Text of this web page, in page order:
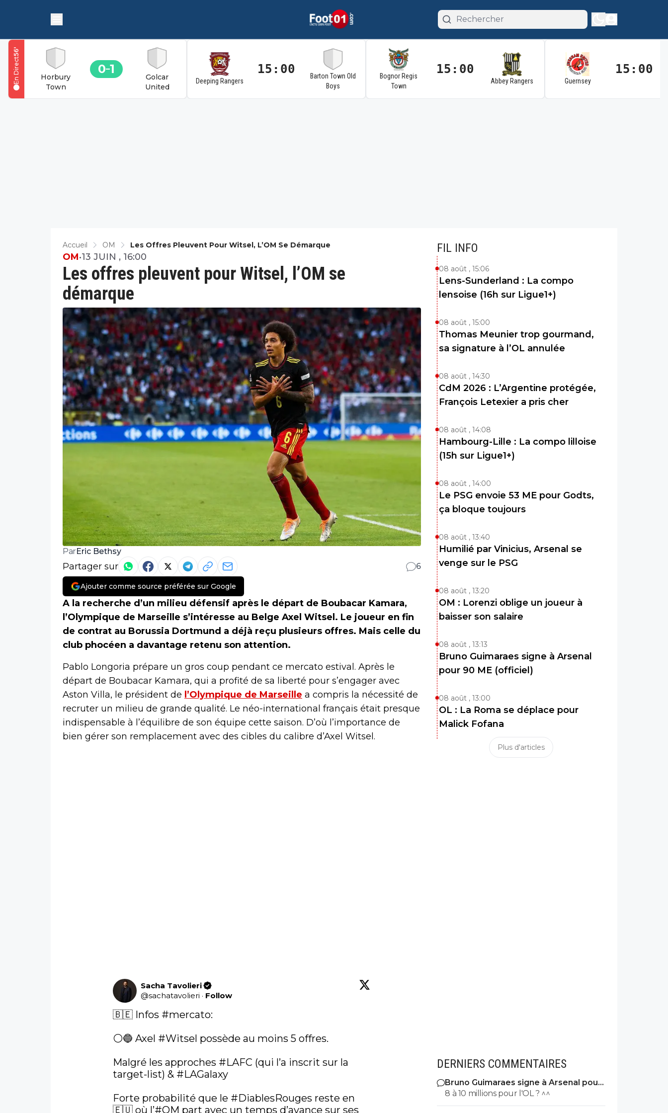
Horbury
Town
0 1
Golcar
United
56
'
En Direct Deeping Rangers
15:00
Barton Town Old
Boys
Bognor Regis
Town
15:00
Abbey Rangers Guernsey
15:00
Accueil OM Les Offres Pleuvent Pour Witsel, L’OM Se Démarque
Les offres pleuvent pour Witsel, l’OM se
démarque
OM•13 JUIN , 16:00
ParEric Bethsy
Partager sur 6
Ajouter comme source préférée sur Google
A la recherche d’un milieu défensif après le départ de Boubacar Kamara,
l’Olympique de Marseille s’intéresse au Belge Axel Witsel. Le joueur en fin
de contrat au Borussia Dortmund a déjà reçu plusieurs offres. Mais celle du
club phocéen a davantage retenu son attention.
Pablo Longoria prépare un gros coup pendant ce mercato estival. Après le
départ de Boubacar Kamara, qui a profité de sa liberté pour s’engager avec
Aston Villa, le président de l’Olympique de Marseille a compris la nécessité de
recruter un milieu de grande qualité. Le néo-international français était presque
indispensable à l’équilibre de son équipe cette saison. D’où l’importance de
bien gérer son remplacement avec des cibles du calibre d’Axel Witsel.
Sacha Tavolieri
@sachatavolieri · Follow
🇧🇪 Infos #mercato:
⚪️🔵 Axel #Witsel possède au moins 5 offres.
Malgré les approches #LAFC (qui l’a inscrit sur la
target-list) & #LAGalaxy
Forte probabilité que le #DiablesRouges reste en
🇪🇺 où l’#OM part avec un temps d’avance sur ses
FIL INFO
08 août , 15:06
Lens-Sunderland : La compo
lensoise (16h sur Ligue1+)
08 août , 15:00
Thomas Meunier trop gourmand,
sa signature à l’OL annulée
08 août , 14:30
CdM 2026 : L’Argentine protégée,
François Letexier a pris cher
08 août , 14:08
Hambourg-Lille : La compo lilloise
(15h sur Ligue1+)
08 août , 14:00
Le PSG envoie 53 ME pour Godts,
ça bloque toujours
08 août , 13:40
Humilié par Vinicius, Arsenal se
venge sur le PSG
08 août , 13:20
OM : Lorenzi oblige un joueur à
baisser son salaire
08 août , 13:13
Bruno Guimaraes signe à Arsenal
pour 90 ME (officiel)
08 août , 13:00
OL : La Roma se déplace pour
Malick Fofana
Plus d'articles
DERNIERS COMMENTAIRES
Bruno Guimaraes signe à Arsenal pour
90 ME (officiel)
8 à 10 millions pour l'OL ? ^^